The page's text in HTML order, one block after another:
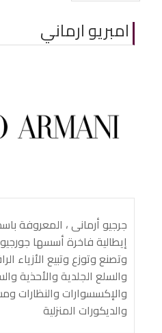
امبريو ارماني
جرجيو أرمانى ، المعروفة
إيطالية فاخرة أسسها
وتصنع وتوزع وتبيع الأزياء
والسلع الجلدية والأحذية
والإكسسوارات والنظارات
والديكورات المنزلية